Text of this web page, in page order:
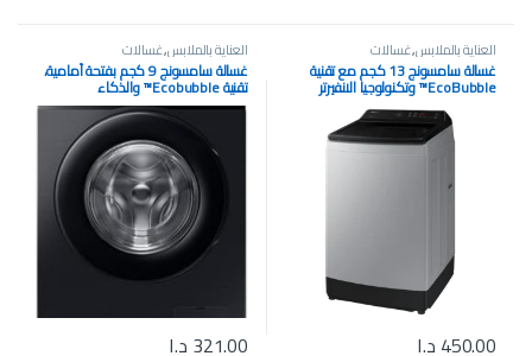
العناية بالملابس,غسالات
غسالة سامسونج 13 كجم مع تقنية
EcoBubble™️ وتكنولوجيا الانفيرتر
الرقمي موديل WA13CG5441BYRQ
450.00 د.ا
العناية بالملابس,غسالات
غسالة سامسونج 9 كجم بفتحة أمامية،
تقنية Ecobubble™️ والذكاء
الاصطناعي WW90CGC0EDABAS
321.00 د.ا